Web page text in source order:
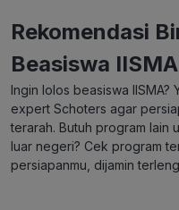
Rekomendasi
Beasiswa IISMA
Ingin lolos beasiswa IISMA?
expert Schoters agar
terarah. Butuh program lain
luar negeri? Cek program
persiapanmu, dijamin